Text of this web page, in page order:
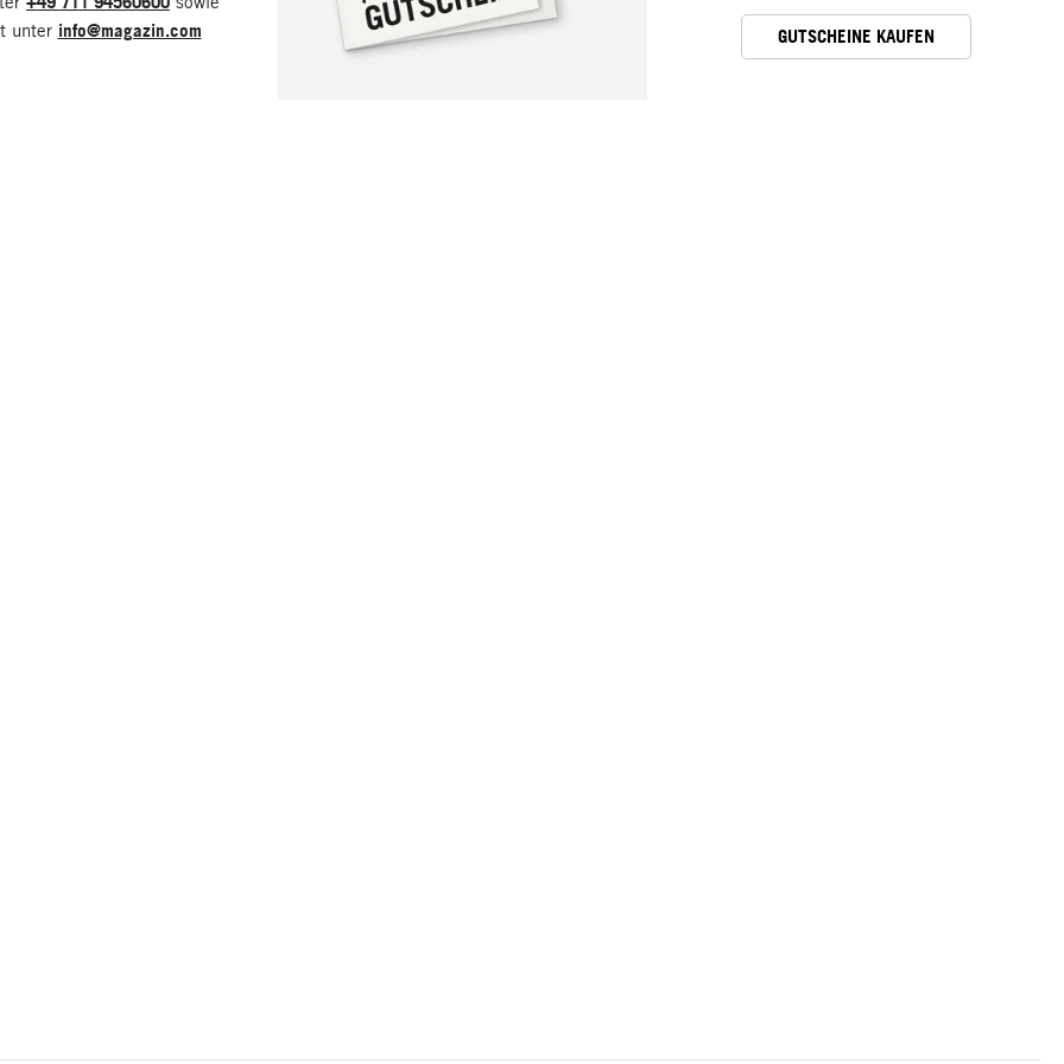
unter info@magazin.com GUTSCHEINE KAUFEN